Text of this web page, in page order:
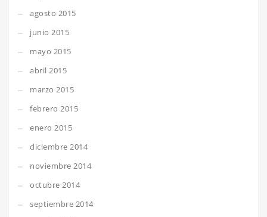
agosto 2015
junio 2015
mayo 2015
abril 2015
marzo 2015
febrero 2015
enero 2015
diciembre 2014
noviembre 2014
octubre 2014
septiembre 2014